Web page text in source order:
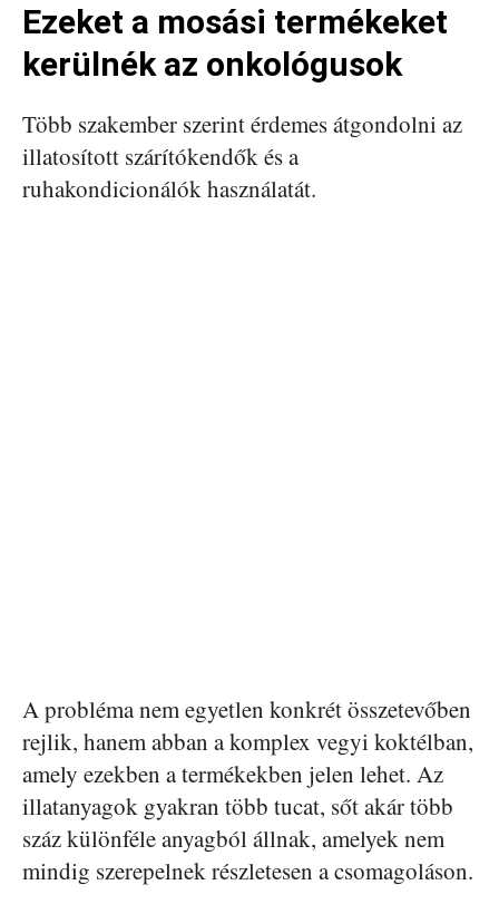
Ezeket a mosási termékeket
kerülnék az onkológusok
Több szakember szerint érdemes átgondolni az
illatosított szárítókendők és a
ruhakondicionálók használatát.
A probléma nem egyetlen konkrét összetevőben
rejlik, hanem abban a komplex vegyi koktélban,
amely ezekben a termékekben jelen lehet. Az
illatanyagok gyakran több tucat, sőt akár több
száz különféle anyagból állnak, amelyek nem
mindig szerepelnek részletesen a csomagoláson.